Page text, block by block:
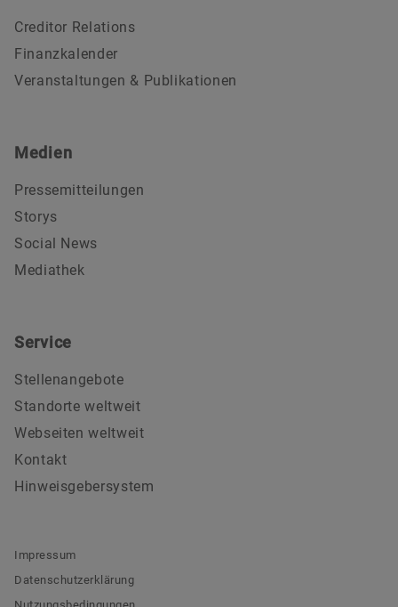
Creditor Relations
Finanzkalender
Veranstaltungen & Publikationen
Medien
Pressemitteilungen
Storys
Social News
Mediathek
Service
Stellenangebote
Standorte weltweit
Webseiten weltweit
Kontakt
Hinweisgebersystem
Impressum
Datenschutzerklärung